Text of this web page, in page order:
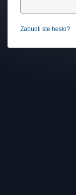
Zabudli ste heslo?